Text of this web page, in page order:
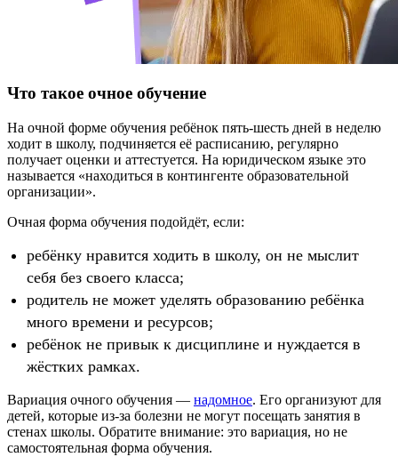
Что такое очное обучение
На очной форме обучения ребёнок пять-шесть дней в неделю
ходит в школу, подчиняется её расписанию, регулярно
получает оценки и аттестуется. На юридическом языке это
называется «находиться в контингенте образовательной
организации».
Очная форма обучения подойдёт, если:
ребёнку нравится ходить в школу, он не мыслит
себя без своего класса;
родитель не может уделять образованию ребёнка
много времени и ресурсов;
ребёнок не привык к дисциплине и нуждается в
жёстких рамках.
Вариация очного обучения — надомное. Его организуют для
детей, которые из-за болезни не могут посещать занятия в
стенах школы. Обратите внимание: это вариация, но не
самостоятельная форма обучения.